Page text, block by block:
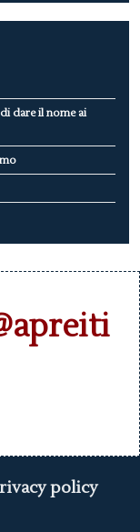
dare il nome ai
policy